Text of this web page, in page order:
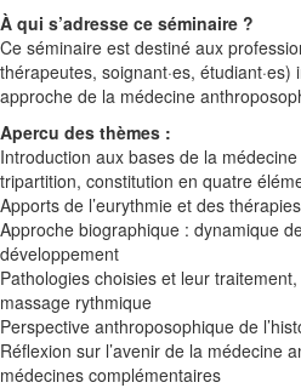
À qui s’adresse ce séminaire ?
Ce séminaire est destiné aux
thérapeutes, soignant·es,
approche de la médecine
Apercu des thèmes :
Introduction aux bases de la
tripartition, constitution en quatre
Apports de l’eurythmie et des
Approche biographique : dynamique
développement
Pathologies choisies et leur
massage rythmique
Perspective anthroposophique de
Réflexion sur l’avenir de la médecine
médecines complémentaires